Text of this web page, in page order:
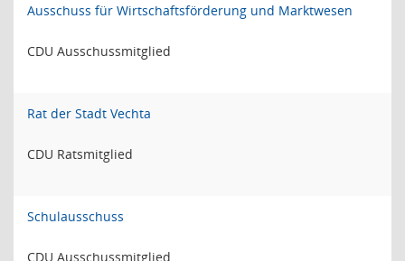
Ausschuss für Wirtschaftsförderung und Marktwesen
CDU Ausschussmitglied
Rat der Stadt Vechta
CDU Ratsmitglied
Schulausschuss
CDU Ausschussmitglied